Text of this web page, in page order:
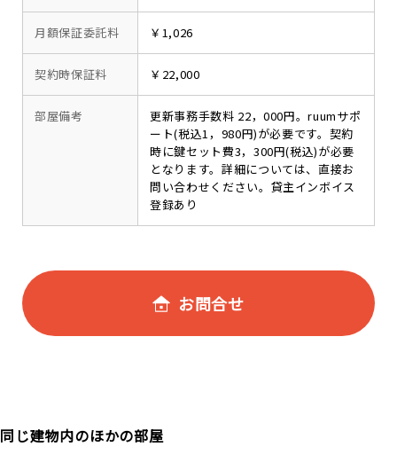
月額保証委託料 ￥1,026
契約時保証料 ￥22,000
部屋備考
更新事務手数料 22，000円。ruumサポ
ート(税込1，980円)が必要です。契約
時に鍵セット費3，300円(税込)が必要
となります。詳細については、直接お
問い合わせください。貸主インボイス
登録あり
お問合せ
同じ建物内のほかの部屋